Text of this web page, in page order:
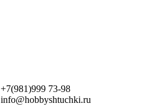
+7(981)999 73-98
info@hobbyshtuchki.ru